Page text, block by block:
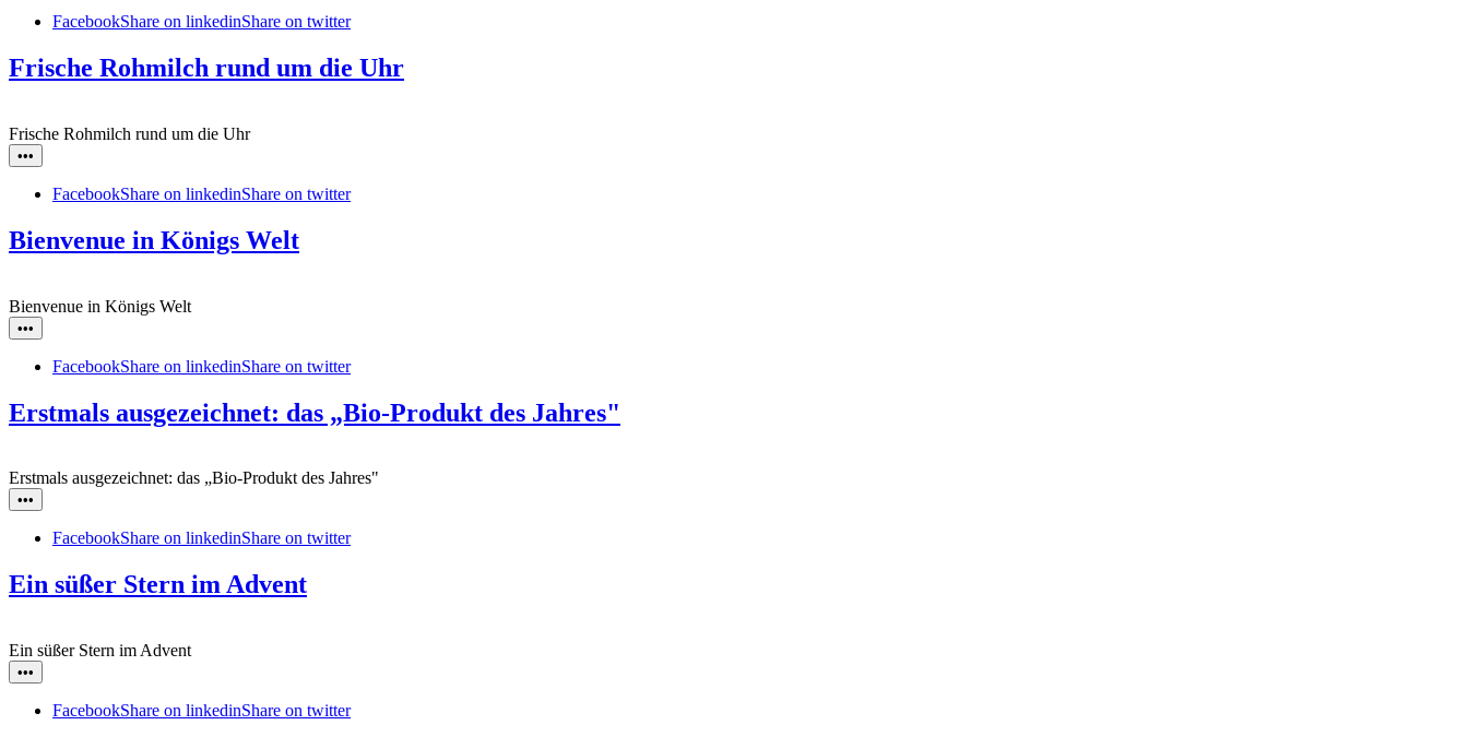
FacebookShare on linkedinShare on twitter
Frische Rohmilch rund um die Uhr
Frische Rohmilch rund um die Uhr
•••
FacebookShare on linkedinShare on twitter
Bienvenue in Königs Welt
Bienvenue in Königs Welt
•••
FacebookShare on linkedinShare on twitter
Erstmals ausgezeichnet: das „Bio-Produkt des Jahres"
Erstmals ausgezeichnet: das „Bio-Produkt des Jahres"
•••
FacebookShare on linkedinShare on twitter
Ein süßer Stern im Advent
Ein süßer Stern im Advent
•••
FacebookShare on linkedinShare on twitter